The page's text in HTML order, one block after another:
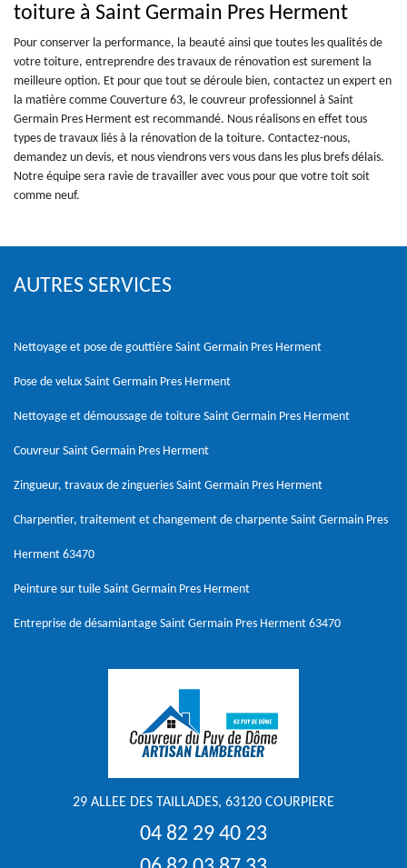
toiture à Saint Germain Pres Herment
Pour conserver la performance, la beauté ainsi que toutes les qualités de
votre toiture, entreprendre des travaux de rénovation est surement la
meilleure option. Et pour que tout se déroule bien, contactez un expert en
la matière comme Couverture 63, le couvreur professionnel à Saint
Germain Pres Herment est recommandé. Nous réalisons en effet tous
types de travaux liés à la rénovation de la toiture. Contactez-nous,
demandez un devis, et nous viendrons vers vous dans les plus brefs délais.
Notre équipe sera ravie de travailler avec vous pour que votre toit soit
comme neuf.
AUTRES SERVICES
Nettoyage et pose de gouttière Saint Germain Pres Herment
Pose de velux Saint Germain Pres Herment
Nettoyage et démoussage de toiture Saint Germain Pres Herment
Couvreur Saint Germain Pres Herment
Zingueur, travaux de zingueries Saint Germain Pres Herment
Charpentier, traitement et changement de charpente Saint Germain Pres
Herment 63470
Peinture sur tuile Saint Germain Pres Herment
Entreprise de désamiantage Saint Germain Pres Herment 63470
29 ALLEE DES TAILLADES, 63120 COURPIERE
04 82 29 40 23